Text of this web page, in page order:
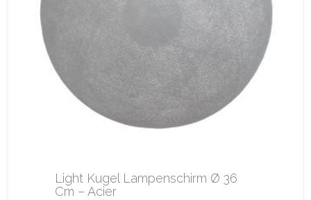
Light Kugel Lampenschirm Ø 36
Cm – Acier